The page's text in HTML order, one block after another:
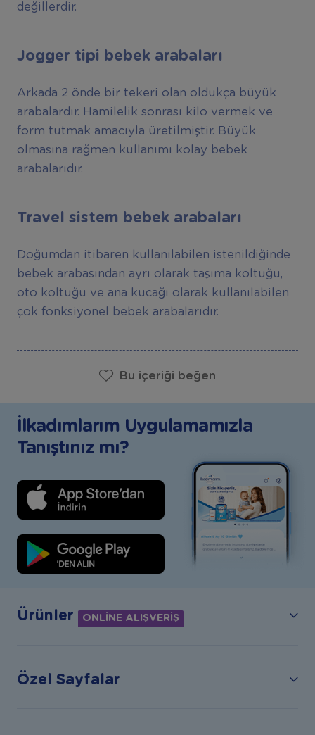
değillerdir.
Jogger tipi bebek arabaları
Arkada 2 önde bir tekeri olan oldukça büyük
arabalardır. Hamilelik sonrası kilo vermek ve
form tutmak amacıyla üretilmiştir. Büyük
olmasına rağmen kullanımı kolay bebek
arabalarıdır.
Travel sistem bebek arabaları
Doğumdan itibaren kullanılabilen istenildiğinde
bebek arabasından ayrı olarak taşıma koltuğu,
oto koltuğu ve ana kucağı olarak kullanılabilen
çok fonksiyonel bebek arabalarıdır.
Bu içeriği beğen
İlkadımlarım Uygulamamızla
Tanıştınız mı?
Ürünler ONLİNE ALIŞVERİŞ
Özel Sayfalar